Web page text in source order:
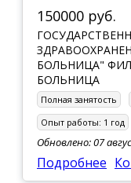
150000 руб.
БОЛЬНИЦА"
БОЛЬНИЦА
Полная занятость
Опыт работы: 1 год
Обновлено: 07
Подробнее